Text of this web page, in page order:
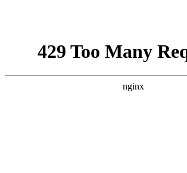
Esposende –
Municipal